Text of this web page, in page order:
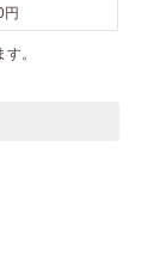
円
。